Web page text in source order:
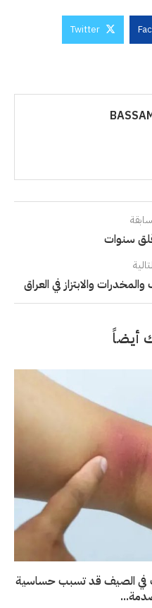
Twitter
سنوات
أيضاً
في الصيف قد تسبب حساسية